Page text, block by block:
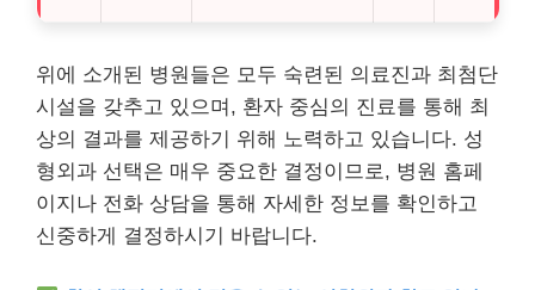
위에 소개된 병원들은 모두 숙련된 의료진과 최첨단
시설을 갖추고 있으며, 환자 중심의 진료를 통해 최
상의 결과를 제공하기 위해 노력하고 있습니다. 성
형외과 선택은 매우 중요한 결정이므로, 병원 홈페
이지나 전화 상담을 통해 자세한 정보를 확인하고
신중하게 결정하시기 바랍니다.